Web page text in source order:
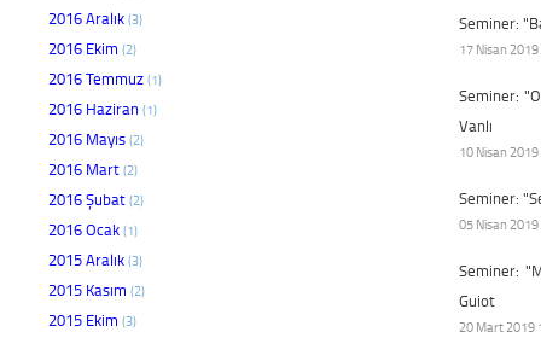
2016 Aralık (3)
2016 Ekim (2)
2016 Temmuz (1)
2016 Haziran (1)
2016 Mayıs (2)
2016 Mart (2)
2016 Şubat (2)
2016 Ocak (1)
2015 Aralık (3)
2015 Kasım (2)
2015 Ekim (3)
Seminer:
17 Nisan
Seminer:
Vanlı
10 Nisan
Seminer:
05 Nisan
Seminer:
Guiot
20 Mart 2019